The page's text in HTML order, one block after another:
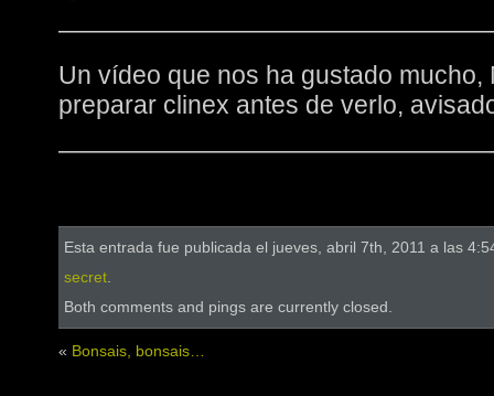
Un vídeo que nos ha gustado mucho,
preparar clinex antes de verlo,
Esta entrada fue publicada el jueves, abril 7th, 2011 a las
secret.
Both comments and pings are currently closed.
« Bonsais, bonsais…